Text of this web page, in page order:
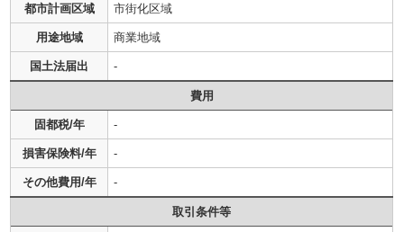
都市計画区域 市街化区域
用途地域 商業地域
国土法届出 -
費用
固都税/年 -
損害保険料/年 -
その他費用/年 -
取引条件等